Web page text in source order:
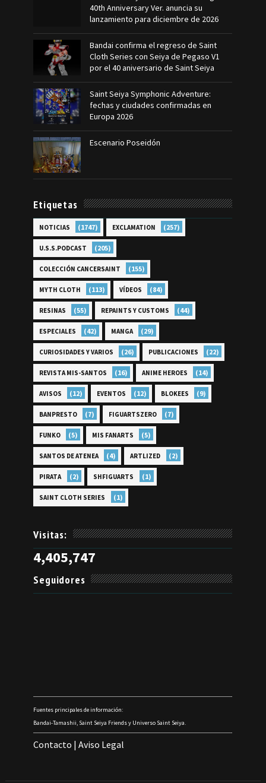
40th Anniversary Ver. anuncia su
lanzamiento para diciembre de 2026
Bandai confirma el regreso de Saint
Cloth Series con Seiya de Pegaso V1
por el 40 aniversario de Saint Seiya
Saint Seiya Symphonic Adventure:
fechas y ciudades confirmadas en
Europa 2026
Escenario Poseidón
Etiquetas
NOTICIAS (1747) EXCLAMATION (257)
U.S.S.PODCAST (205)
COLECCIÓN CANCERSAINT (155)
MYTH CLOTH (113) VÍDEOS (84)
RESINAS (55) REPAINTS Y CUSTOMS (44)
ESPECIALES (42) MANGA (29)
CURIOSIDADES Y VARIOS (26) PUBLICACIONES (22)
REVISTA MIS-SANTOS (16) ANIME HEROES (14)
AVISOS (12) EVENTOS (12) BLOKEES (9)
BANPRESTO (7) FIGUARTSZERO (7)
FUNKO (5) MIS FANARTS (5)
SANTOS DE ATENEA (4) ARTLIZED (2)
PIRATA (2) SHFIGUARTS (1)
SAINT CLOTH SERIES (1)
Visitas:
4,405,747
Seguidores
Fuentes principales de información:
Bandai-Tamashii, Saint Seiya Friends y Universo Saint Seiya.
Contacto |Aviso Legal